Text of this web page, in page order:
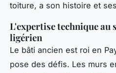
toiture, a son histoire et
L'expertise technique
ligérien
Le bâti ancien est roi en
pose des défis. Les murs